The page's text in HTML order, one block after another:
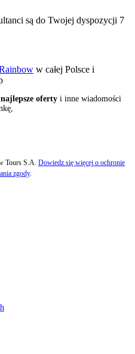
są do Twojej dyspozycji 7
w całej Polsce i
oferty i inne wiadomości
Tours S.A. Dowiedz się więcej o ochronie
zgody.